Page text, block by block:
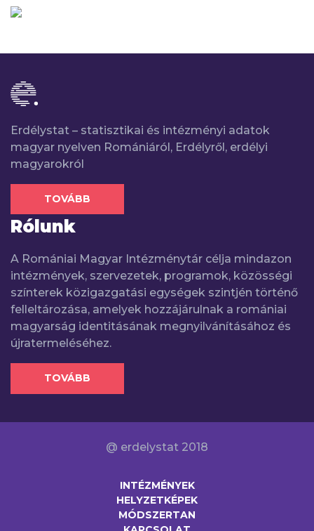
Erdélystat – statisztikai és intézményi adatok
magyar nyelven Romániáról, Erdélyről, erdélyi
magyarokról
TOVÁBB
Rólunk
A Romániai Magyar Intézménytár célja mindazon
intézmények, szervezetek, programok, közösségi
színterek közigazgatási egységek szintjén történő
felleltározása, amelyek hozzájárulnak a romániai
magyarság identitásának megnyilvánításához és
újratermeléséhez.
TOVÁBB
@ erdelystat 2018
INTÉZMÉNYEK
HELYZETKÉPEK
MÓDSZERTAN